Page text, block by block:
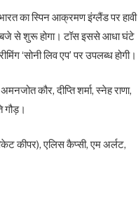
का स्पिन आक्रमण इंग्लैंड पर हावी
बजे से शुरू होगा। टॉस इससे आधा घंटे
‘सोनी लिव एप’ पर उपलब्ध होगी।
कौर, दीप्ति शर्मा, स्नेह राणा,
गौड़।
कीपर), एलिस कैप्सी, एम अर्लट,